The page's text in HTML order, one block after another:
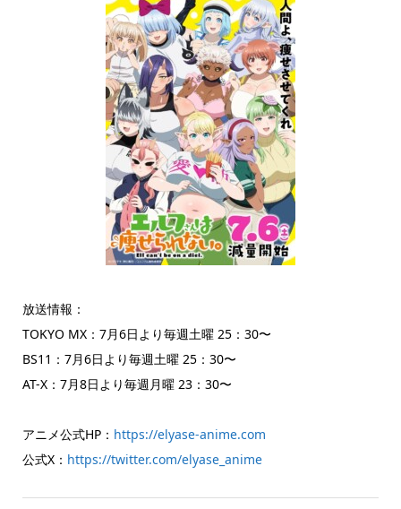
放送情報：
TOKYO MX：7月6日より毎週土曜 25：30〜
BS11：7月6日より毎週土曜 25：30〜
AT-X：7月8日より毎週月曜 23：30〜
アニメ公式HP： https://elyase-anime.com
公式X： https://twitter.com/elyase_anime